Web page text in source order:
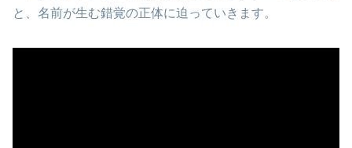
と、名前が生む錯覚の正体に迫っていきます。